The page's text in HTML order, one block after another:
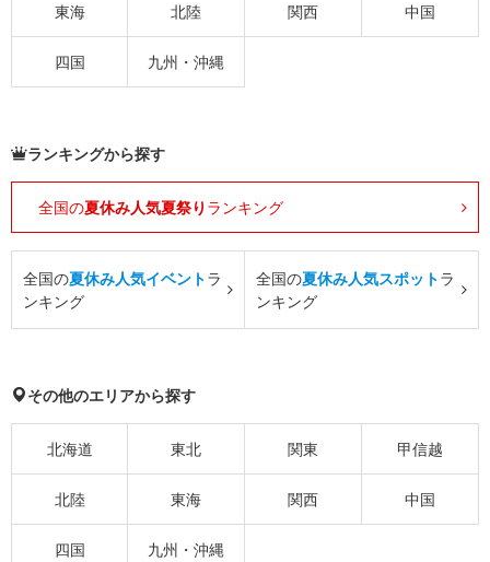
東海 北陸 関西 中国
四国 九州・沖縄
ランキングから探す
全国の夏休み人気夏祭り ランキング
全国の夏休み人気イベントラ
ンキング
全国の夏休み人気スポットラ
ンキング
その他のエリアから探す
北海道 東北 関東 甲信越
北陸 東海 関西 中国
四国 九州・沖縄